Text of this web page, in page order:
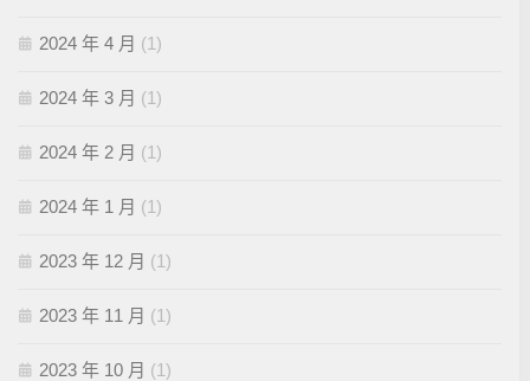
2024 年 4 月 (1)
2024 年 3 月 (1)
2024 年 2 月 (1)
2024 年 1 月 (1)
2023 年 12 月 (1)
2023 年 11 月 (1)
2023 年 10 月 (1)